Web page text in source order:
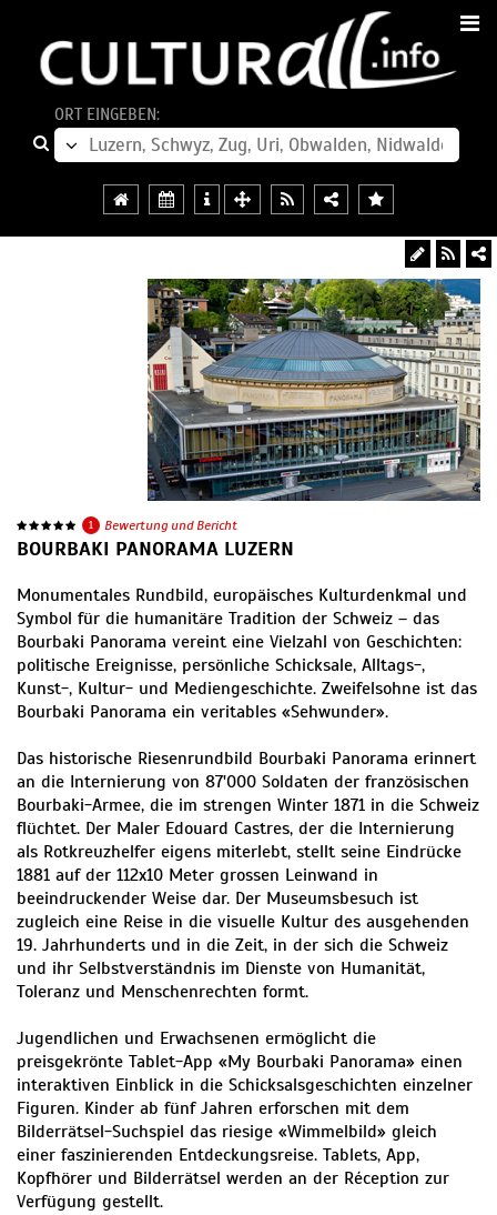
ORT EINGEBEN:
1 Bewertung und Bericht
BOURBAKI PANORAMA LUZERN
Monumentales Rundbild, europäisches Kulturdenkmal und
Symbol für die humanitäre Tradition der Schweiz – das
Bourbaki Panorama vereint eine Vielzahl von Geschichten:
politische Ereignisse, persönliche Schicksale, Alltags-,
Kunst-, Kultur- und Mediengeschichte. Zweifelsohne ist das
Bourbaki Panorama ein veritables «Sehwunder».
Das historische Riesenrundbild Bourbaki Panorama erinnert
an die Internierung von 87'000 Soldaten der französischen
Bourbaki-Armee, die im strengen Winter 1871 in die Schweiz
flüchtet. Der Maler Edouard Castres, der die Internierung
als Rotkreuzhelfer eigens miterlebt, stellt seine Eindrücke
1881 auf der 112x10 Meter grossen Leinwand in
beeindruckender Weise dar. Der Museumsbesuch ist
zugleich eine Reise in die visuelle Kultur des ausgehenden
19. Jahrhunderts und in die Zeit, in der sich die Schweiz
und ihr Selbstverständnis im Dienste von Humanität,
Toleranz und Menschenrechten formt.
Jugendlichen und Erwachsenen ermöglicht die
preisgekrönte Tablet-App «My Bourbaki Panorama» einen
interaktiven Einblick in die Schicksalsgeschichten einzelner
Figuren. Kinder ab fünf Jahren erforschen mit dem
Bilderrätsel-Suchspiel das riesige «Wimmelbild» gleich
einer faszinierenden Entdeckungsreise. Tablets, App,
Kopfhörer und Bilderrätsel werden an der Réception zur
Verfügung gestellt.